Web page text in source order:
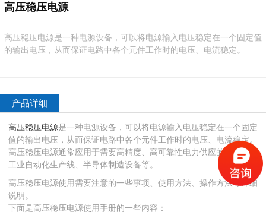
高压稳压电源
高压稳压电源是一种电源设备，可以将电源输入电压稳定在一个固定值
的输出电压，从而保证电路中各个元件工作时的电压、电流稳定。
产品详细
高压稳压电源是一种电源设备，可以将电源输入电压稳定在一个固定
值的输出电压，从而保证电路中各个元件工作时的电压、电流稳定。
高压稳压电源通常应用于需要高精度、高可靠性电力供应的场合，如
工业自动化生产线、半导体制造设备等。
高压稳压电源使用需要注意的一些事项、使用方法、操作方法等详细
说明。
下面是高压稳压电源使用手册的一些内容：